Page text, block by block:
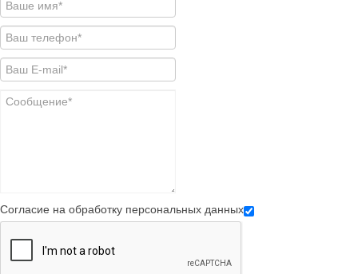
Согласие на обработку персональных данных